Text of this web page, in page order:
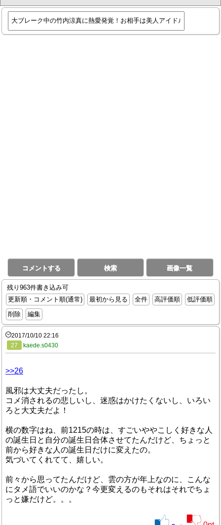
コメントする 検索 画像一覧
残り963件書き込み可
更新順・コメント順(通常)
最初から見る 全件 高評価順
低評価順
削除
編集
2017/10/10 22:16
27
kaede.s0430
>>26
風邪は大丈夫だったし。
コメ消されるの悲しいし、迷惑はかけたくないし、いろい
ろと大丈夫だよ！
横の数字はね、前1215の時は、すごいややこしく好きな人
の誕生日と自分の誕生日合体させてたんだけど、ちょっと
前から好きな人の誕生日だけに変えたの。
気づいてくれてて、嬉しい。
前々から思ってたんだけど、雲の方が年上なのに、こんな
にタメ語でいいのかな？今更変えるのもそれはそれでちょ
っと嫌だけど。。。